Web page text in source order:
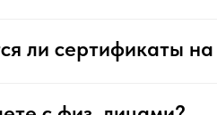
ли сертификаты